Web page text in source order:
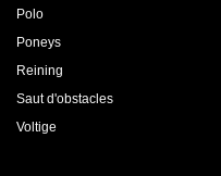
Polo
Poneys
Reining
Saut d'obstacles
Voltige